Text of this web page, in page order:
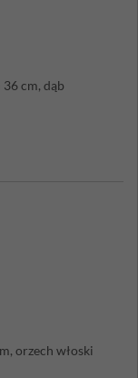
cm, dąb
orzech włoski